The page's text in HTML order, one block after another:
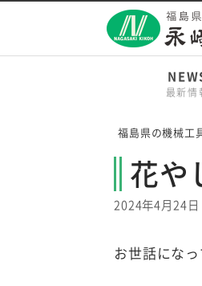
content
最新情
福島県の機械工
花や
2024年4月24日
お世話になっ